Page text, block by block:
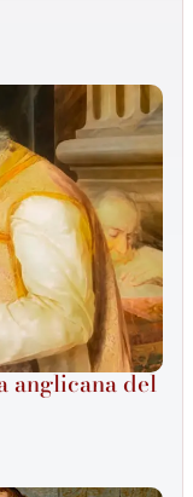
anglicana del